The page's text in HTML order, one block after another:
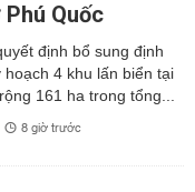
Quốc
định bổ sung định
hoạch 4 khu lấn biển tại
161 ha trong tổng...
8 giờ trước